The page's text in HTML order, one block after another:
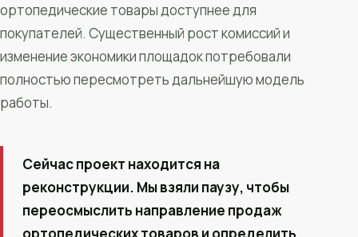
ортопедические товары доступнее для
покупателей. Существенный рост комиссий и
изменение экономики площадок потребовали
полностью пересмотреть дальнейшую модель
работы.
Сейчас проект находится на
реконструкции. Мы взяли паузу, чтобы
переосмыслить направление продаж